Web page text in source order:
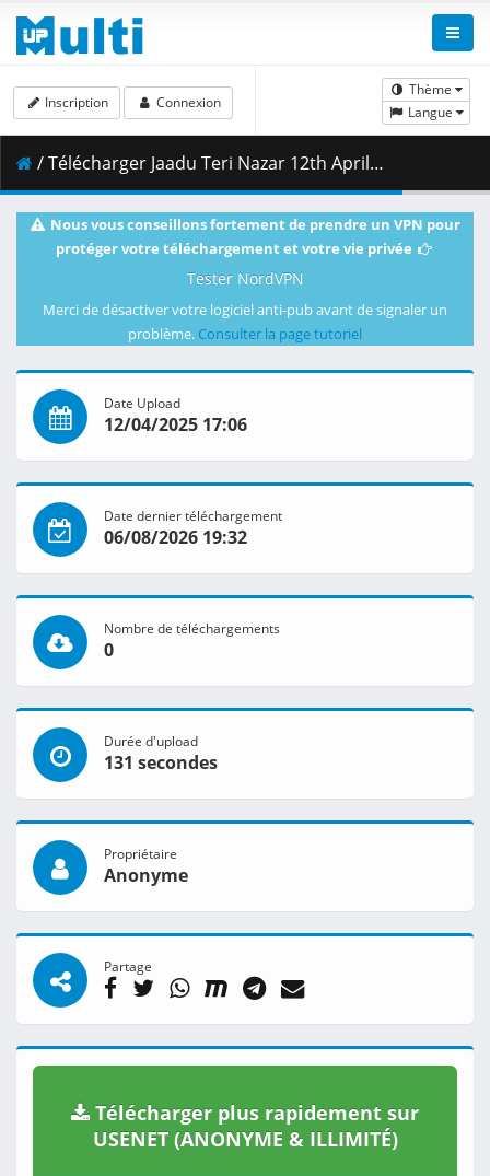
Thème
Langue
Inscription Connexion
/ Télécharger Jaadu Teri Nazar 12th April 2025.mp4 ( 145.88 MB )
Nous vous conseillons fortement de prendre un VPN pour
protéger votre téléchargement et votre vie privée
Tester NordVPN
Merci de désactiver votre logiciel anti-pub avant de signaler un
problème. Consulter la page tutoriel
Date Upload
12/04/2025 17:06
Date dernier téléchargement
06/08/2026 19:32
Nombre de téléchargements
0
Durée d'upload
131 secondes
Propriétaire
Anonyme
Partage
Télécharger plus rapidement sur
USENET (ANONYME & ILLIMITÉ)